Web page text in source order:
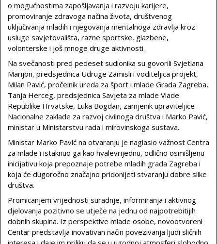
o mogućnostima zapošljavanja i razvoju karijere,
promoviranje zdravoga načina života, društvenog
uključivanja mladih i njegovanja mentalnoga zdravlja kroz
usluge savjetovališta, razne sportske, glazbene,
volonterske i još mnoge druge aktivnosti.
Na svečanosti pred pedeset sudionika su govorili Svjetlana
Marijon, predsjednica Udruge Zamisli i voditeljica projekt,
Milan Pavić, pročelnik ureda za šport i mlade Grada Zagreba,
Tanja Herceg, predsjednica Savjeta za mlade Vlade
Republike Hrvatske, Luka Bogdan, zamjenik upraviteljice
Nacionalne zaklade za razvoj civilnoga društva i Marko Pavić,
ministar u Ministarstvu rada i mirovinskoga sustava.
Ministar Marko Pavić na otvaranju je naglasio važnost Centra
za mlade i istaknuo ga kao hvalevrijednu, odlično osmišljenu
inicijativu koja prepoznaje potrebe mladih grada Zagreba i
koja će dugoročno značajno pridonijeti stvaranju dobre slike
društva.
Promicanjem vrijednosti suradnje, informiranja i aktivnog
djelovanja pozitivno se utječe na jednu od najpotrebitijih
dobnih skupina. Iz perspektive mlade osobe, novootvoreni
Centar predstavlja inovativan način povezivanja ljudi sličnih